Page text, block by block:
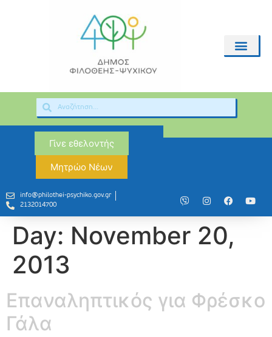
Γίνε εθελοντής
Μητρώο Νέων
info@philothei-psychiko.gov.gr
2132014700
Day: November 20,
2013
Επαναληπτικός για Φρέσκο
Γάλα